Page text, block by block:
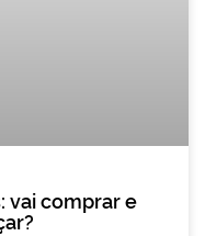
vai comprar e